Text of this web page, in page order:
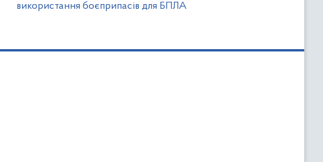
використання боєприпасів для БПЛА